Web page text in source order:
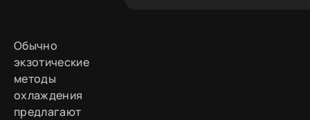
Обычно
экзотические
методы
охлаждения
предлагают